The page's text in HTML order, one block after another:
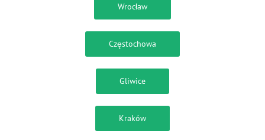
Wrocław
Częstochowa
Gliwice
Kraków